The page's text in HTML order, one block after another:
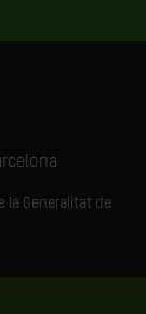
la Generalitat de